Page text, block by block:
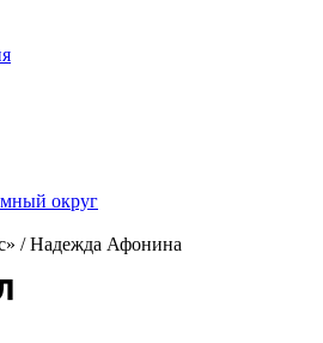
округ
/Надежда Афонина